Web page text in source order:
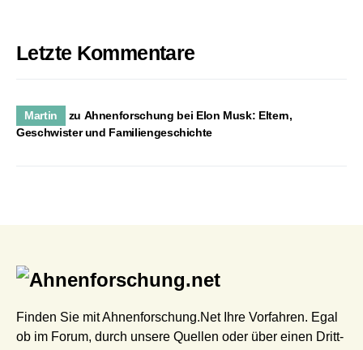
Letzte Kommentare
Martin zu Ahnenforschung bei Elon Musk: Eltern,
Geschwister und Familiengeschichte
Finden Sie mit Ahnenforschung.Net Ihre Vorfahren. Egal
ob im Forum, durch unsere Quellen oder über einen Dritt-